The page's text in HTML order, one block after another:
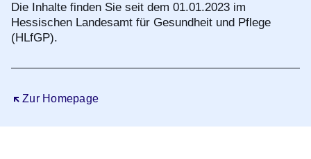
Die Inhalte finden Sie seit dem 01.01.2023 im
Hessischen Landesamt für Gesundheit und Pflege
(HLfGP).
Zur Homepage
Öffnet sich in einem neuen Fenster